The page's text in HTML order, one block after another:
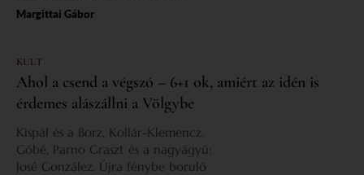
Margittai Gábor
KULT
Ahol a csend a végszó – 6+1 ok, amiért az idén is
érdemes alászállni a Völgybe
Kispál és a Borz, Kollár-Klemencz,
Góbé, Parno Graszt és a nagyágyú:
José González. Újra fénybe boruló